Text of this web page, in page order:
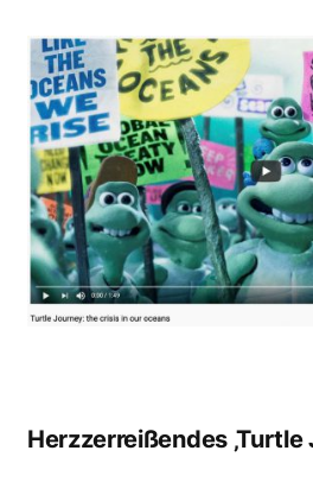
Herzzerreißendes‚Turtle